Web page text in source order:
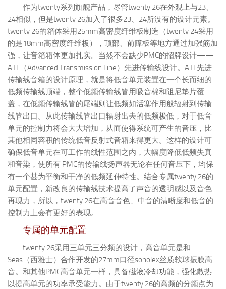
作为twenty系列旗舰产品，尽管twenty 26在外观上与23、
24相似，但是twenty 26加入了很多23、24所没有的设计元素。
twenty 26的箱体采用25mm高密度纤维板制造（twenty 24采用
的是18mm高密度纤维板），顶部、前障板等地方通过加强筋加
强，让音箱箱体更加扎实。当然不会缺少PMC的招牌设计——
ATL（Advanced Transmission Line）先进传输线设计。ATL先进
传输线音箱的设计原理，就是将低音单元装置在一个长而细的
低频传输线顶端，整个低频传输线管用吸音棉和阻尼垫片覆
盖，在低频传输线管的尾端则让低频如活塞作用般辐射到传输
线管出口。从此传输线管出口辐射出去的低频极低，对于低音
单元的控制力将会大大增加，从而使得系统可产生的音压，比
其他相同容积的传统低音反射式音箱来得更大。这样的设计可
确保低音单元在可工作的线性范围之内，大幅度降低低频失真
和音染，使所有 PMC的传输线扬声器无论在任何音压下，均保
有一个甚为平衡和干净的低频延伸特性。结合专属twenty 26的
单元配置，新改良的传输线技术提高了声音的透明感以及音色
再现力，所以，twenty 26在高音音色、中音的清晰度和低音的
控制力上会有更好的表现。
专属的单元配置
twenty 26采用三单元三分频的设计，高音单元是和
Seas（西雅士）合作开发的27mm口径sonolex丝质软球振膜高
音。和其他PMC高音单元一样，具备磁液冷却功能，强化散热
以提高单元的功率承受能力。由于twenty 26的高频的分频点为